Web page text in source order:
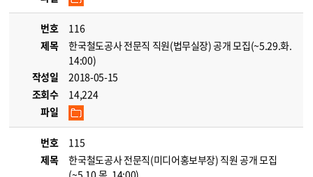
번호
116
제목
한국철도공사 전문직 직원(법무실장) 공개 모집(~5.29.화.
14:00)
작성일
2018-05-15
조회수
14,224
파일
번호
115
제목
한국철도공사 전문직(미디어홍보부장) 직원 공개 모집
(~5.10.목. 14:00)